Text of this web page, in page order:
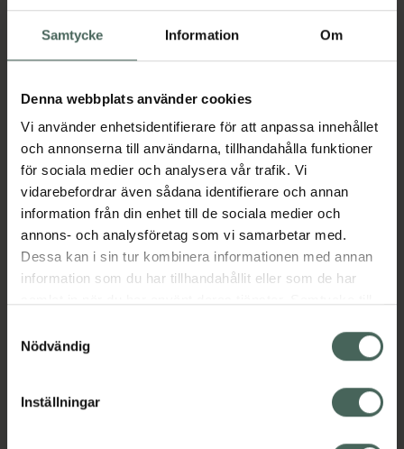
Samtycke Information Om
Denna webbplats använder cookies
Vi använder enhetsidentifierare för att anpassa innehållet
och annonserna till användarna, tillhandahålla funktioner
för sociala medier och analysera vår trafik. Vi
vidarebefordrar även sådana identifierare och annan
information från din enhet till de sociala medier och
annons- och analysföretag som vi samarbetar med.
Dessa kan i sin tur kombinera informationen med annan
information som du har tillhandahållit eller som de har
återkalla ditt samtycke via webbplatsens
cookieinställningar. Ett återkallat samtycke påverkar inte
lagligheten av behandling som skett innan återkallelsen.
Nödvändig
Inställningar
Köp via ditt recept
Beskrivning Dölj
Läs alltid bipacksedeln innan
användning.
EAN:07046260202658
Visa